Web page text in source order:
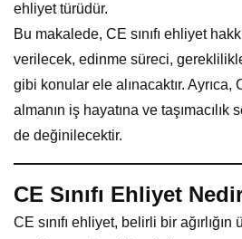
ehliyet türüdür.
Bu makalede, CE sınıfı ehliyet
verilecek, edinme süreci,
gibi konular ele alınacaktır. Ayrıca,
almanın iş hayatına ve
de değinilecektir.
CE Sınıfı Ehliyet
CE sınıfı ehliyet, belirli bir